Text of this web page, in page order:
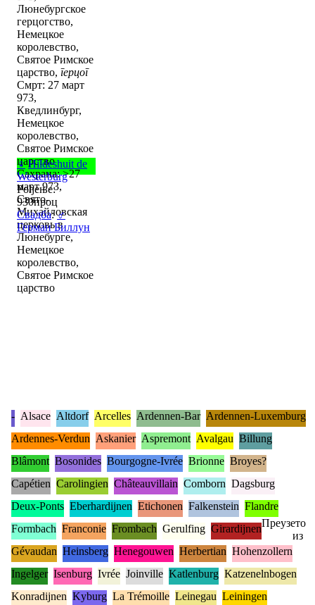
Люнебургское
герцогство,
Немецкое
королевство,
Святое Римское
царство, герцог
Смрт: 27 март
973,
Кведлинбург,
Немецкое
королевство,
Святое Римское
царство
Сахрана: >27
март 973,
Свято-
Михайловская
церковь в
Люнебурге,
Немецкое
королевство,
Святое Римское
царство
♀ Hildeshuit de
Westerburg
Рођење:
930проц
Свадба:♂
Герман Биллун
- Alsace Altdorf Arcelles Ardennen-Bar Ardennen-Luxemburg
Ardennes-Verdun Askanier Aspremont Avalgau Billung
Blâmont Bosonides Bourgogne-Ivrée Brionne Broyes?
Capétien Carolingien Châteauvillain Comborn Dagsburg
Deux-Ponts Eberhardijnen Etichonen Falkenstein Flandre
Formbach Franconie Frombach Gerulfing Girardijnen
Gévaudan Heinsberg Henegouwen Herbertian Hohenzollern
Ingelger Isenburg Ivrée Joinville Katlenburg Katzenelnbogen
Konradijnen Kyburg La Trémoille Leinegau Leiningen
Преузето
из